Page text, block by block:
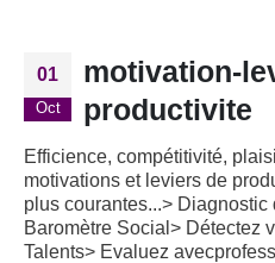
01
Oct
motivation-
productivite
Efficience, compétitivité,
motivations et leviers de
plus courantes...>
Baromètre Social> Détectez
Talents> Evaluez